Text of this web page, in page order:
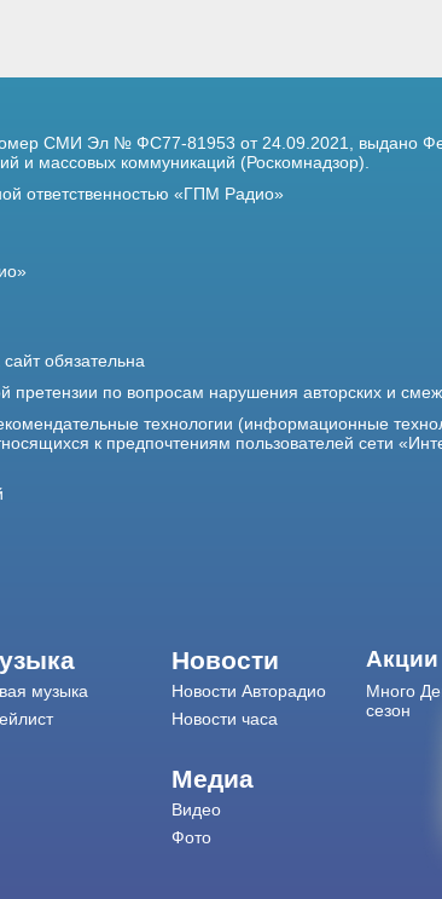
СМИ Эл № ФС77-81953 от 24.09.2021,
выдано
и массовых коммуникаций (Роскомнадзор).
ответственностью «ГПМ Радио»
обязательна
претензии по вопросам нарушения авторских и
технологии (информационные
к предпочтениям пользователей сети
музыка
Новости
Новости Авторадио
Новости часа
Медиа
Видео
Фото
Много
сезон